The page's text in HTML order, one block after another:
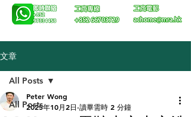
文章
All Posts
All Posts
Peter Wong
2025年10月2日 讀畢需時 2 分鐘